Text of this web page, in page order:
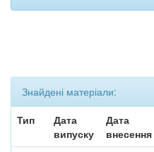
Знайдені матеріали:
Тип
Дата
випуску
Дата
внесення